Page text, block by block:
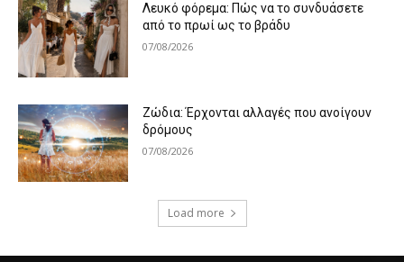
Λευκό φόρεμα: Πώς να το συνδυάσετε
από το πρωί ως το βράδυ
07/08/2026
Ζώδια: Έρχονται αλλαγές που ανοίγουν
δρόμους
07/08/2026
Load more